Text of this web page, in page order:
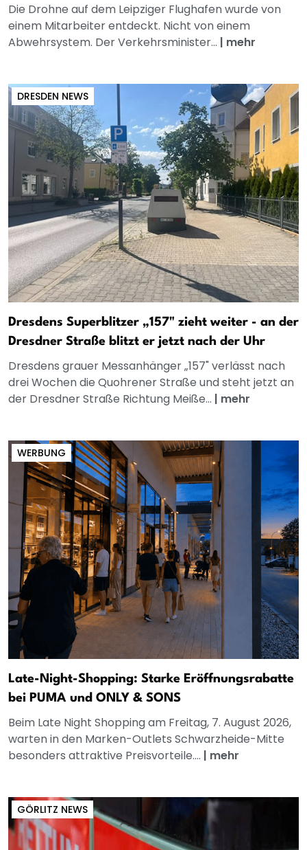
Die Drohne auf dem Leipziger Flughafen wurde von
einem Mitarbeiter entdeckt. Nicht von einem
Abwehrsystem. Der Verkehrsminister... | mehr
DRESDEN NEWS
Dresdens Superblitzer „157" zieht weiter - an der
Dresdner Straße blitzt er jetzt nach der Uhr
Dresdens grauer Messanhänger „157" verlässt nach
drei Wochen die Quohrener Straße und steht jetzt an
der Dresdner Straße Richtung Meiße... | mehr
WERBUNG
Late-Night-Shopping: Starke Eröffnungsrabatte
bei PUMA und ONLY & SONS
Beim Late Night Shopping am Freitag, 7. August 2026,
warten in den Marken-Outlets Schwarzheide-Mitte
besonders attraktive Preisvorteile.... | mehr
GÖRLITZ NEWS